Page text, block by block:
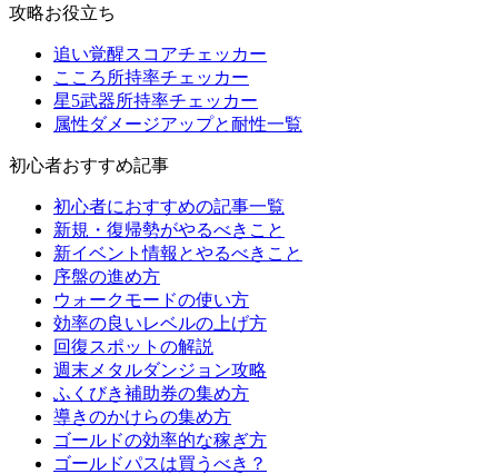
攻略お役立ち
追い覚醒スコアチェッカー
こころ所持率チェッカー
星5武器所持率チェッカー
属性ダメージアップと耐性一覧
初心者おすすめ記事
初心者におすすめの記事一覧
新規・復帰勢がやるべきこと
新イベント情報とやるべきこと
序盤の進め方
ウォークモードの使い方
効率の良いレベルの上げ方
回復スポットの解説
週末メタルダンジョン攻略
ふくびき補助券の集め方
導きのかけらの集め方
ゴールドの効率的な稼ぎ方
ゴールドパスは買うべき？